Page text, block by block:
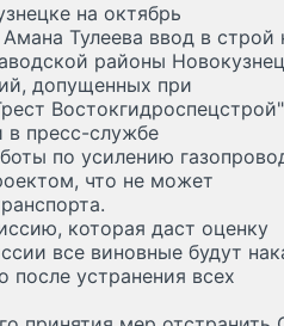
на октябрь
Тулеева ввод в строй
районы
допущенных при
Востокгидроспецстрой"
в пресс-службе
по усилению
что не может
которая даст оценку
все виновные будут
после устранения всех